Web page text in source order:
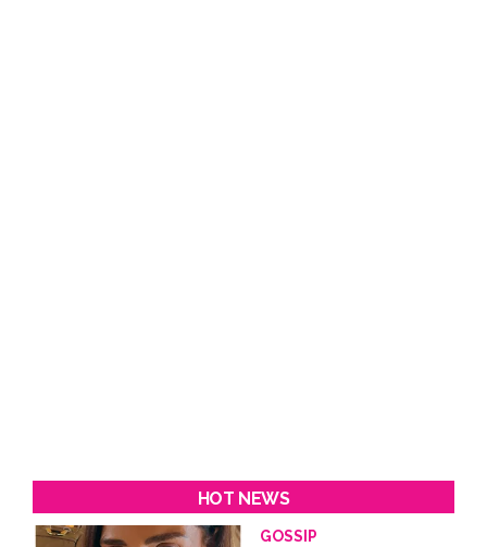
HOT NEWS
GOSSIP